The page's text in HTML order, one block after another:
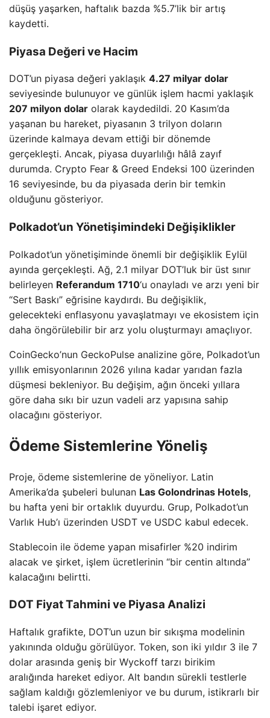
düşüş yaşarken, haftalık bazda %5.7’lik bir artış
kaydetti.
Piyasa Değeri ve Hacim
DOT’un piyasa değeri yaklaşık 4.27 milyar dolar
seviyesinde bulunuyor ve günlük işlem hacmi yaklaşık
207 milyon dolar olarak kaydedildi. 20 Kasım’da
yaşanan bu hareket, piyasanın 3 trilyon doların
üzerinde kalmaya devam ettiği bir dönemde
gerçekleşti. Ancak, piyasa duyarlılığı hâlâ zayıf
durumda. Crypto Fear & Greed Endeksi 100 üzerinden
16 seviyesinde, bu da piyasada derin bir temkin
olduğunu gösteriyor.
Polkadot’un Yönetişimindeki Değişiklikler
Polkadot’un yönetişiminde önemli bir değişiklik Eylül
ayında gerçekleşti. Ağ, 2.1 milyar DOT’luk bir üst sınır
belirleyen Referandum 1710‘u onayladı ve arzı yeni bir
“Sert Baskı” eğrisine kaydırdı. Bu değişiklik,
gelecekteki enflasyonu yavaşlatmayı ve ekosistem için
daha öngörülebilir bir arz yolu oluşturmayı amaçlıyor.
CoinGecko’nun GeckoPulse analizine göre, Polkadot’un
yıllık emisyonlarının 2026 yılına kadar yarıdan fazla
düşmesi bekleniyor. Bu değişim, ağın önceki yıllara
göre daha sıkı bir uzun vadeli arz yapısına sahip
olacağını gösteriyor.
Ödeme Sistemlerine Yöneliş
Proje, ödeme sistemlerine de yöneliyor. Latin
Amerika’da şubeleri bulunan Las Golondrinas Hotels,
bu hafta yeni bir ortaklık duyurdu. Grup, Polkadot’un
Varlık Hub’ı üzerinden USDT ve USDC kabul edecek.
Stablecoin ile ödeme yapan misafirler %20 indirim
alacak ve şirket, işlem ücretlerinin “bir centin altında”
kalacağını belirtti.
DOT Fiyat Tahmini ve Piyasa Analizi
Haftalık grafikte, DOT’un uzun bir sıkışma modelinin
yakınında olduğu görülüyor. Token, son iki yıldır 3 ile 7
dolar arasında geniş bir Wyckoff tarzı birikim
aralığında hareket ediyor. Alt bandın sürekli testlerle
sağlam kaldığı gözlemleniyor ve bu durum, istikrarlı bir
talebi işaret ediyor.